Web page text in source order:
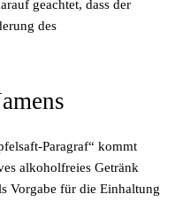
geachtet, dass der
des
Paragraf“ kommt
alkoholfreies Getränk
Vorgabe für die Einhaltung